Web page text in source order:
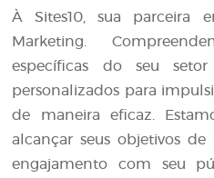
À Sites10, sua parceira
Marketing.
específicas do seu
personalizados para
de maneira eficaz.
alcançar seus objetivos
engajamento com seu